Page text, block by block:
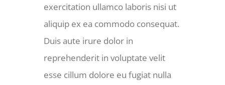
exercitation ullamco laboris nisi ut
aliquip ex ea commodo consequat.
Duis aute irure dolor in
reprehenderit in voluptate velit
esse cillum dolore eu fugiat nulla